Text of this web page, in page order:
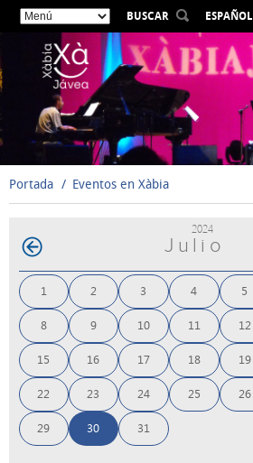
BUSCAR
ESPAÑOL
VALENCIÀ
ENGLISH
DEUTSCH
РУССКИЙ
Portada Eventos en Xàbia
2024
Julio
1 2 3 4 5
8 9 10 11 12
15 16 17 18 19
22 23 24 25 26
29 30 31